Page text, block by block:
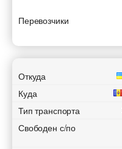
Перевозчики
Откуда
Куда
Тип транспорта
Свободен с/по